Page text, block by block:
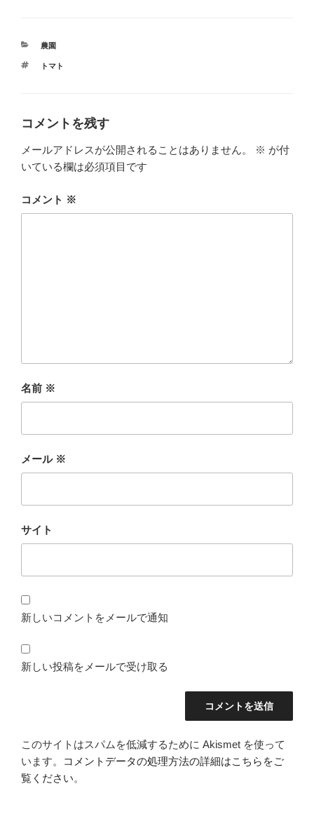
カ
ゴ
農園
タ
トマト
コメントを残す
メールアドレスが公開されることはありません。 ※ が付
いている欄は必須項目です
コメント ※
名前 ※
メール ※
サイト
新しいコメントをメールで通知
新しい投稿をメールで受け取る
このサイトはスパムを低減するために Akismet を使って
います。
コメントデータの処理方法の詳細はこちらをご
覧ください。